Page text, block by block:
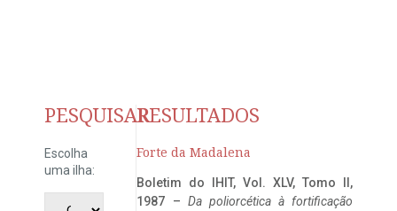
PESQUISAR
Escolha
uma ilha:
RESULTADOS
Forte da Madalena
Boletim do IHIT, Vol. XLV, Tomo II,
1987 – Da poliorcética à fortificação